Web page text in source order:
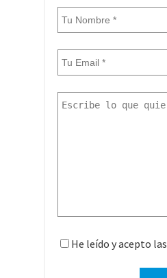
He leído y acepto las